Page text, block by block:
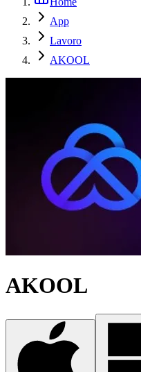
App
Lavoro
AKOOL
AKOOL